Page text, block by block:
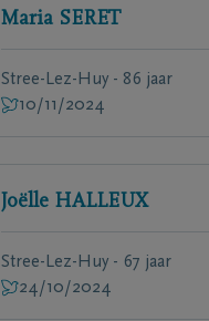
Maria SERET
Stree-Lez-Huy - 86 jaar
10/11/2024
Joëlle HALLEUX
Stree-Lez-Huy - 67 jaar
24/10/2024